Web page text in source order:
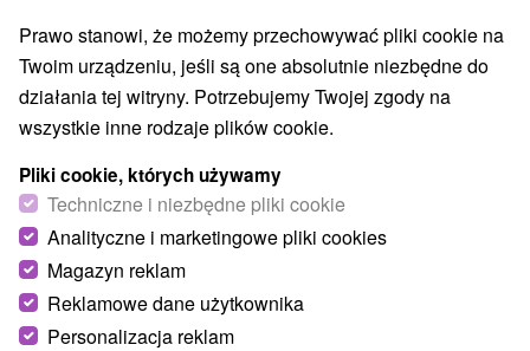
Prawo stanowi, że możemy przechowywać pliki cookie na
Twoim urządzeniu, jeśli są one absolutnie niezbędne do
działania tej witryny. Potrzebujemy Twojej zgody na
wszystkie inne rodzaje plików cookie.
Pliki cookie, których używamy
Techniczne i niezbędne pliki cookie
Analityczne i marketingowe pliki cookies
Magazyn reklam
Reklamowe dane użytkownika
Personalizacja reklam